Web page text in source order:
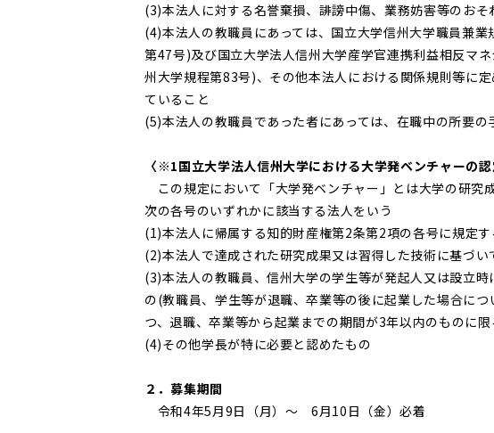
(3)本法人に対する名誉棄損、誹謗中傷、業務妨害等のおそ
(4)本法人の教職員にあっては、国立大学信州大学職員兼
第47号)及び国立大学法人信州大学産学官連携利益相反マ
州大学規程第83号)、その他本法人における関係規則等に
ていること
(5)本法人の教職員であった者にあっては、在職中の所要
〈※1国立大学法人信州大学における大学発ベンチャーの
この規定において「大学発ベンチャー」とは大学の研究
次の各号のいずれかに該当する法人をいう
(1)本法人に帰属する知的財産権第2条第2項の各号に規定す
(2)本法人で達成された研究成果又は習得した技術に基づい
(3)本法人の教職員、信州大学の学生等が発起人又は設立
の(教職員、学生等が退職、卒業等の後に起業した場合に
つ、退職、卒業等から起業までの期間が3年以内のものに限
(4)その他学長が特に必要と認めたもの
２．募集期間
令和4年5月9日（月）～ 6月10日（金）必着